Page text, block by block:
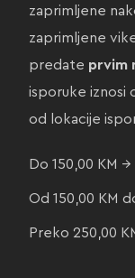
zaprimljene
zaprimljene
predate prvim
isporuke iznosi
od lokacije
Do 150,00 KM →
Od 150,00 KM
Preko 250,00